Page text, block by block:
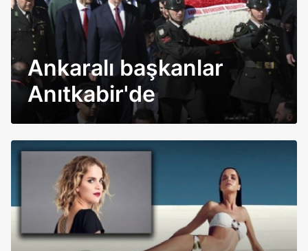
Ankaralı başkanlar
Anıtkabir'de